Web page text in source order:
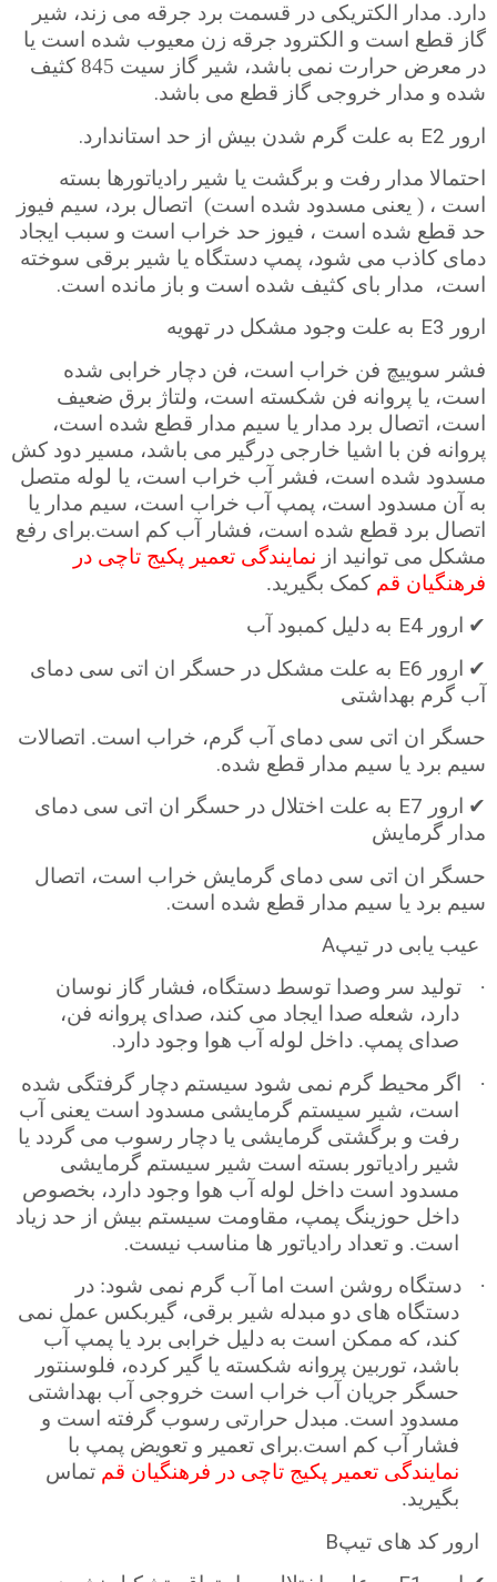
دارد. مدار الکتریکی در قسمت برد جرقه می زند، شیر
گاز قطع است و الکترود جرقه زن معیوب شده است یا
در معرض حرارت نمی باشد، شیر گاز سیت 845 کثیف
شده و مدار خروجی گاز قطع می باشد.
ارور E2 به علت گرم شدن بیش از حد استاندارد.
احتمالا مدار رفت و برگشت یا شیر رادیاتورها بسته
است ، ( یعنی مسدود شده است)
اتصال برد، سیم فیوز
حد قطع شده است ، فیوز حد خراب است و سبب ایجاد
دمای کاذب می شود، پمپ دستگاه یا شیر برقی سوخته
است،
مدار بای کثیف شده است و باز مانده است.
ارور E3 به علت وجود مشکل در تهویه
فشر سوییچ فن خراب است، فن دچار خرابی شده
است، یا پروانه فن شکسته است، ولتاژ برق ضعیف
است، اتصال برد مدار یا سیم مدار قطع شده است،
پروانه فن با اشیا خارجی درگیر می باشد، مسیر دود کش
مسدود شده است، فشر آب خراب است، یا لوله متصل
به آن مسدود است، پمپ آب خراب است، سیم مدار یا
اتصال برد قطع شده است، فشار آب کم است.برای رفع
مشکل می توانید از نمایندگی تعمیر پکیج تاچی در
فرهنگیان قم کمک بگیرید.
✔ ارور E4 به دلیل کمبود آب
✔ ارور E6 به علت مشکل در حسگر ان اتی سی دمای
آب گرم بهداشتی
حسگر ان اتی سی دمای آب گرم، خراب است. اتصالات
سیم برد یا سیم مدار قطع شده.
✔ ارور E7 به علت اختلال در حسگر ان اتی سی دمای
مدار گرمایش
حسگر ان اتی سی دمای گرمایش خراب است، اتصال
سیم برد یا سیم مدار قطع شده است.
عیب یابی در تیپA
·
تولید سر وصدا توسط دستگاه، فشار گاز نوسان
دارد، شعله صدا ایجاد می کند، صدای پروانه فن،
صدای پمپ. داخل لوله آب هوا وجود دارد.
·
اگر محیط گرم نمی شود سیستم دچار گرفتگی شده
است، شیر سیستم گرمایشی مسدود است یعنی آب
رفت و برگشتی گرمایشی یا دچار رسوب می گردد یا
شیر رادیاتور بسته است شیر سیستم گرمایشی
مسدود است داخل لوله آب هوا وجود دارد، بخصوص
داخل حوزینگ پمپ، مقاومت سیستم بیش از حد زیاد
است. و تعداد رادیاتور ها مناسب نیست.
·
دستگاه روشن است اما آب گرم نمی شود: در
دستگاه های دو مبدله شیر برقی، گیربکس عمل نمی
کند، که ممکن است به دلیل خرابی برد یا پمپ آب
باشد، توربین پروانه شکسته یا گیر کرده، فلوسنتور
حسگر جریان آب خراب است خروجی آب بهداشتی
مسدود است. مبدل حرارتی رسوب گرفته است و
فشار آب کم است.برای تعمیر و تعویض پمپ با
نمایندگی تعمیر پکیج تاچی در فرهنگیان قم تماس
بگیرید.
ارور کد های تیپB